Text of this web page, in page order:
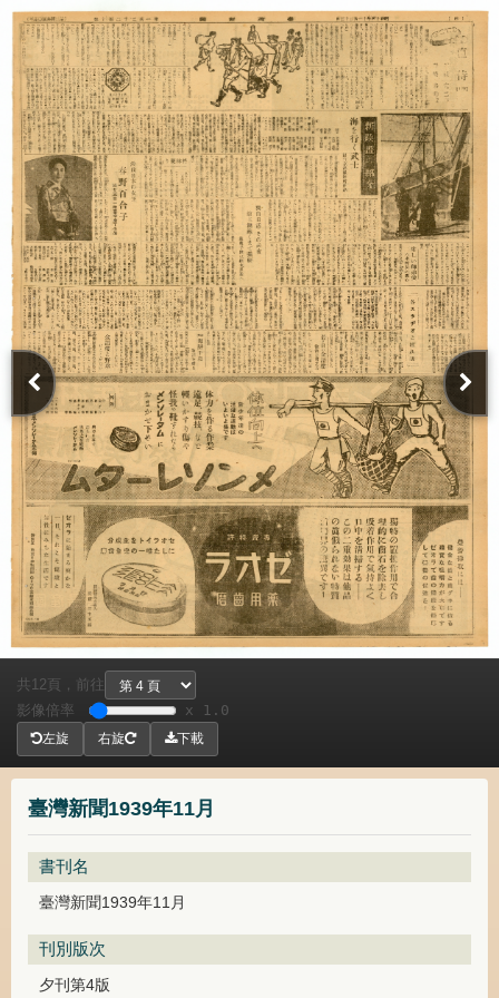
臺灣新聞1939年11月
書刊名
臺灣新聞1939年11月
刊別版次
夕刊第4版
共 12頁，
前往
影像倍率
x 1.0
左旋 右旋 下載